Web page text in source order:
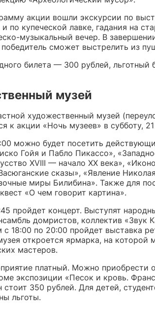
акции вошли экскурсии по
по купеческой лавке, гадания на
музыкальный вечер. В
победитель сможет выстрелить из
билета — 300 рублей,
музей
художественный музей
к акции «Ночь музеев» в субботу,
можно будет посетить
Гойя и Пабло Пикассо»,
XVIII — начало XX века»,
сказы», «Явление
миры Билибина». Также для
«О чем говорит картина».
пройдет концерт. Выступят
домристов, коллектив «Звук
с 18:00 по 20:00 пройдет выставка
откроется ярмарка, на которой
мастеров.
платный. Можно приобрести
экспозиции «Песок и кровь.
стоит 350 рублей. Для детей,
льготы.